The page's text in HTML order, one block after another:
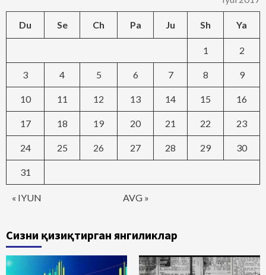
Du Se Ch Pa Ju Sh Ya
« IYUN AVG »
1 2
3 4 5 6 7 8 9
10 11 12 13 14 15 16
17 18 19 20 21 22 23
24 25 26 27 28 29 30
31
Сизни қизиқтирган янгиликлар